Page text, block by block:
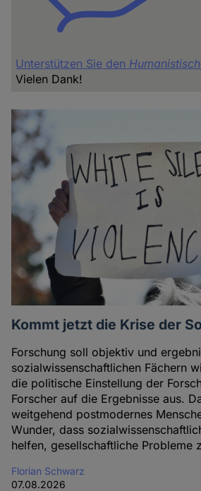
Unterstützen Sie den
Vielen Dank!
Kommt jetzt die Krise der
Forschung soll objektiv und
sozialwissenschaftlichen Fächern
die politische Einstellung der
Forscher auf die Ergebnisse aus.
weitgehend postmodernes
Wunder, dass
helfen, gesellschaftliche Probleme
Florian Schwarz
07.08.2026